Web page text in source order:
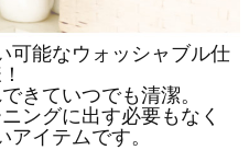
可能なウォッシャブル仕
きていつでも清潔。
ングに出す必要もなく
アイテムです。